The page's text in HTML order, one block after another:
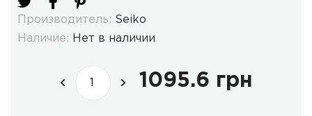
Производитель: Seiko
Наличие: Нет в наличии
1095.6 грн